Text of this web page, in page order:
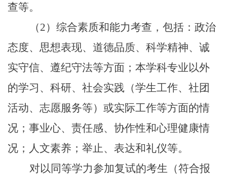
查等。
（2）综合素质和能力考查，包括：政治
态度、思想表现、道德品质、科学精神、诚
实守信、遵纪守法等方面；本学科专业以外
的学习、科研、社会实践（学生工作、社团
活动、志愿服务等）或实际工作等方面的情
况；事业心、责任感、协作性和心理健康情
况；人文素养；举止、表达和礼仪等。
对以同等学力参加复试的考生（符合报